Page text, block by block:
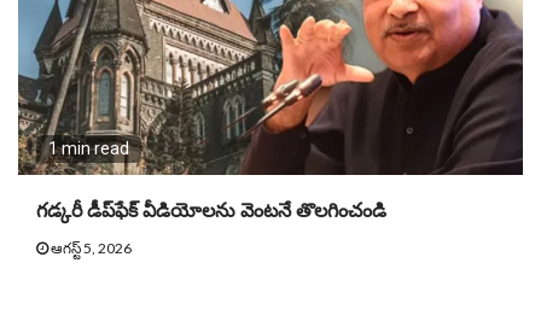
1 min read
గ‌డ్క‌రీ డీప్‌ఫేక్ వీడియోల‌ను వెంట‌నే తొల‌గించండి
ఆగస్ట్ 5, 2026